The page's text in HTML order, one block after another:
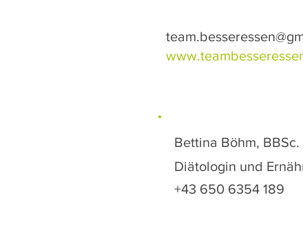
Bettina Böhm, BBSc.
Diätologin und
+43 650 6354 189